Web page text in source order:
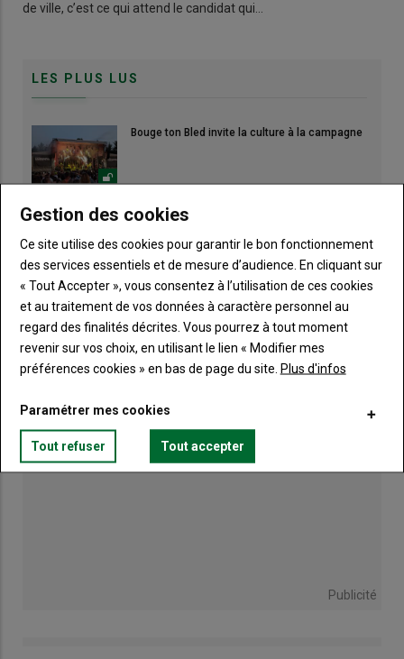
de ville, c’est ce qui attend le candidat qui…
LES PLUS LUS
Bouge ton Bled invite la culture à la campagne
Canicule : les éleveurs redoublent d'ingéniosité
Des tours de champs pour ajuster la stratégie
de récolte
Publicité
Gestion des cookies
Ce site utilise des cookies pour garantir le bon fonctionnement
des services essentiels et de mesure d’audience. En cliquant sur
« Tout Accepter », vous consentez à l’utilisation de ces cookies
et au traitement de vos données à caractère personnel au
regard des finalités décrites. Vous pourrez à tout moment
revenir sur vos choix, en utilisant le lien « Modifier mes
préférences cookies » en bas de page du site. Plus d'infos
Paramétrer mes cookies
Tout refuser Tout accepter